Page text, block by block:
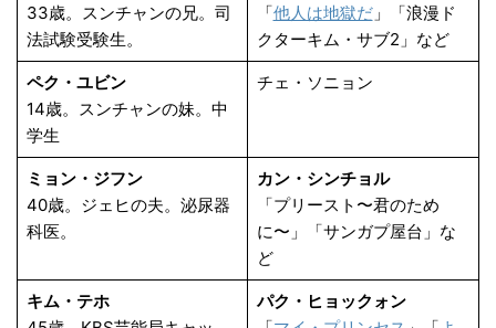
33歳。スンチャンの兄。司
法試験受験生。
「他人は地獄だ」「浪漫ド
クターキム・サブ2」など
ペク・ユビン
14歳。スンチャンの妹。中
学生
チェ・ソニョン
ミョン・ジフン
40歳。ジェヒの夫。泌尿器
科医。
カン・シンチョル
「プリースト〜君のため
に〜」「サンガプ屋台」な
ど
キム・テホ
パク・ヒョックォン